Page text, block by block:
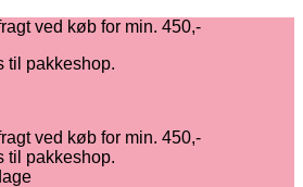
ved køb for min. 450,-
til pakkeshop.
ved køb for min. 450,-
til pakkeshop.